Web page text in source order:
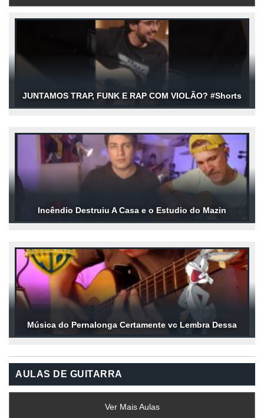
JUNTAMOS TRAP, FUNK E RAP COM VIOLÃO? #Shorts
Incêndio Destruiu A Casa e o Estudio do Mazin
Música do Pernalonga Certamente vc Lembra Dessa
AULAS DE GUITARRA
Ver Mais Aulas